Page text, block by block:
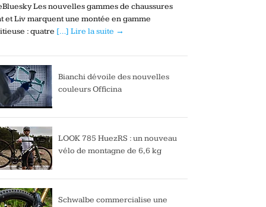
Les nouvelles gammes de chaussures
et Liv marquent une montée en gamme
: quatre […] Lire la suite →
Bianchi dévoile des nouvelles
couleurs Officina
LOOK 785 HuezRS : un nouveau
vélo de montagne de 6,6 kg
Schwalbe commercialise une